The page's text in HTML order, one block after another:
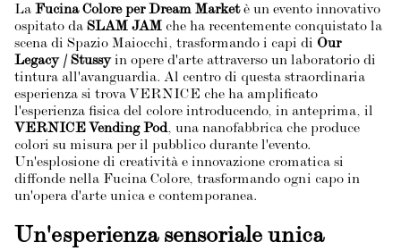
La Fucina Colore per Dream Marketè un evento innovativo
ospitato da SLAM JAM che ha recentemente conquistato la
scena di Spazio Maiocchi, trasformando i capi di Our
Legacy / Stussyin opere d'arte attraverso un laboratorio di
tintura all'avanguardia. Al centro di questa straordinaria
esperienza si trova VERNICE che ha amplificato
l'esperienza fisica del colore introducendo, in anteprima, il
VERNICE Vending Pod, una nanofabbrica che produce
colori su misura per il pubblico durante l'evento.
Un'esplosione di creatività e innovazione cromatica si
diffonde nella Fucina Colore, trasformando ogni capo in
un'opera d'arte unica e contemporanea.
Un'esperienza sensoriale unica